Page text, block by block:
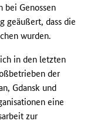
bei Genossen
geäußert, dass die
wurden.
in den letzten
der
Gdansk und
eine
zur